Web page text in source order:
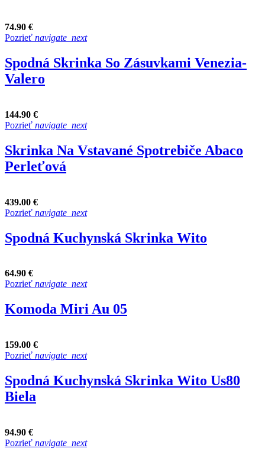
74.90 €
Pozrieť navigate_next
Spodná Skrinka So Zásuvkami Venezia-
Valero
144.90 €
Pozrieť navigate_next
Skrinka Na Vstavané Spotrebiče Abaco
Perleťová
439.00 €
Pozrieť navigate_next
Spodná Kuchynská Skrinka Wito
64.90 €
Pozrieť navigate_next
Komoda Miri Au 05
159.00 €
Pozrieť navigate_next
Spodná Kuchynská Skrinka Wito Us80
Biela
94.90 €
Pozrieť navigate_next